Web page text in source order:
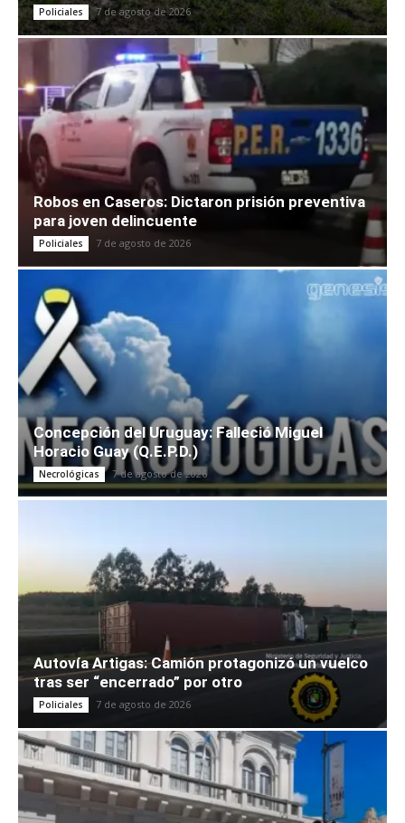
Policiales 7 de agosto de 2026
Robos en Caseros: Dictaron prisión preventiva
para joven delincuente
Policiales 7 de agosto de 2026
Concepción del Uruguay: Falleció Miguel
Horacio Guay (Q.E.P.D.)
Necrológicas 7 de agosto de 2026
Autovía Artigas: Camión protagonizó un vuelco
tras ser “encerrado” por otro
Policiales 7 de agosto de 2026